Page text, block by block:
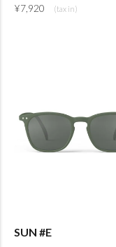
¥7,920
SUN #E